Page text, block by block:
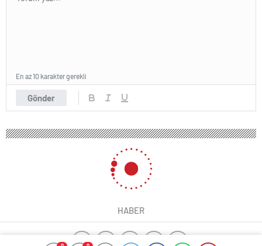
Gönder
En az 10 karakter gerekli
HABER